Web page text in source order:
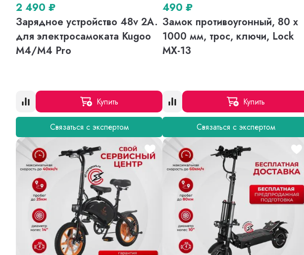
2 490 ₽
Зарядное устройство 48v 2A.
для электросамоката Kugoo
M4/M4 Pro
Купить
Связаться с экспертом
490 ₽
Замок противоугонный, 80 х
1000 мм, трос, ключи, Lock
MX-13
Купить
Связаться с экспертом